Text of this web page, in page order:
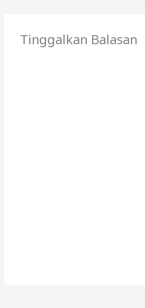
Tinggalkan Balasan